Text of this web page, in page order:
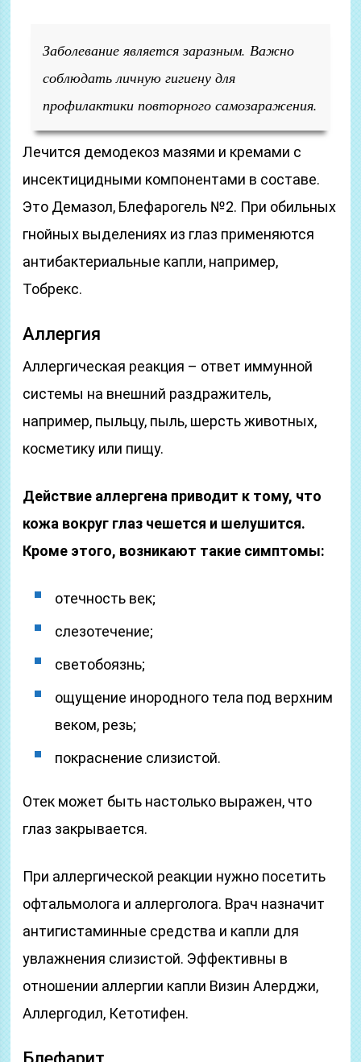
Заболевание является заразным. Важно
соблюдать личную гигиену для
профилактики повторного самозаражения.
Лечится демодекоз мазями и кремами с
инсектицидными компонентами в составе.
Это Демазол, Блефарогель №2. При обильных
гнойных выделениях из глаз применяются
антибактериальные капли, например,
Тобрекс.
Аллергия
Аллергическая реакция – ответ иммунной
системы на внешний раздражитель,
например, пыльцу, пыль, шерсть животных,
косметику или пищу.
Действие аллергена приводит к тому, что
кожа вокруг глаз чешется и шелушится.
Кроме этого, возникают такие симптомы:
отечность век;
слезотечение;
светобоязнь;
ощущение инородного тела под верхним
веком, резь;
покраснение слизистой.
Отек может быть настолько выражен, что
глаз закрывается.
При аллергической реакции нужно посетить
офтальмолога и аллерголога. Врач назначит
антигистаминные средства и капли для
увлажнения слизистой. Эффективны в
отношении аллергии капли Визин Алерджи,
Аллергодил, Кетотифен.